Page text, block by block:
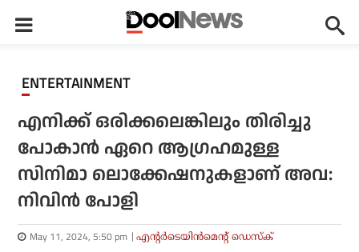
ENTERTAINMENT
എനിക്ക് ഒരിക്കലെങ്കിലും തിരിച്ചു
പോകാന്‍ ഏറെ ആഗ്രഹമുള്ള
സിനിമാ ലൊക്കേഷനുകളാണ് അവ:
നിവിന്‍ പോളി
May 11, 2024, 5:50 pm എന്റര്‍ടെയിന്‍മെന്റ് ഡെസ്‌ക്